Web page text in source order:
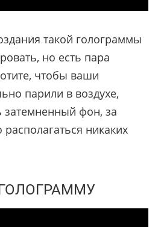
такой голограммы
но есть пара
чтобы ваши
парили в воздухе,
затемненный фон, за
никаких